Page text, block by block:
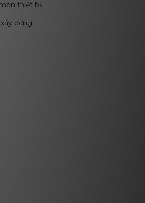
thiết bị.
dựng.